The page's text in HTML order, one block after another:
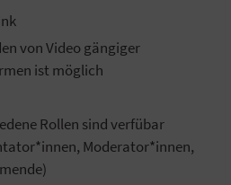
von Video gängiger
ist möglich
Rollen sind verfübar
Moderator*innen,